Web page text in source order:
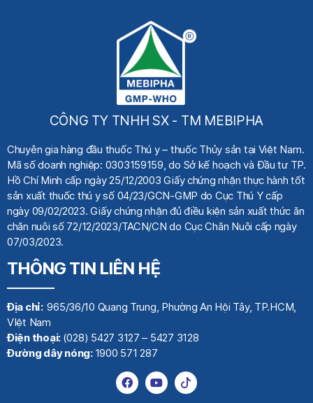
CÔNG TY TNHH SX - TM MEBIPHA
Chuyên gia hàng đầu thuốc Thú y– thuốc Thủy sản tại Việt Nam.
Mã số doanh nghiệp: 0303159159, do Sở kế hoạch và Đầu tư TP.
Hồ Chí Minh cấp ngày 25/12/2003 Giấy chứng nhận thực hành tốt
sản xuất thuốc thú y số 04/23/GCN-GMP do Cục Thú Y cấp
ngày 09/02/2023. Giấy chứng nhận đủ điều kiện sản xuất thức ăn
chăn nuôi số 72/12/2023/TACN/CN do Cục Chăn Nuôi cấp ngày
07/03/2023.
THÔNG TIN LIÊN HỆ
Địa chỉ:965/36/10 Quang Trung, Phường An Hội Tây, TP.HCM,
VIệt Nam
Điện thoại: (028) 5427 3127 – 5427 3128
Đường dây nóng: 1900 571 287